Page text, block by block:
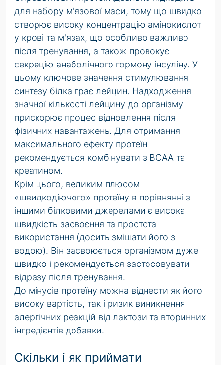
для набору м'язової маси, тому що швидко
створює високу концентрацію амінокислот
у крові та м'язах, що особливо важливо
після тренування, а також провокує
секрецію анаболічного гормону інсуліну. У
цьому ключове значення стимулювання
синтезу білка грає лейцин. Надходження
значної кількості лейцину до організму
прискорює процес відновлення після
фізичних навантажень. Для отримання
максимального ефекту протеїн
рекомендується комбінувати з BCAA та
креатином.
Крім цього, великим плюсом
«швидкодіючого» протеїну в порівнянні з
іншими білковими джерелами є висока
швидкість засвоєння та простота
використання (досить змішати його з
водою). Він засвоюється організмом дуже
швидко і рекомендується застосовувати
відразу після тренування.
До мінусів протеїну можна віднести як його
високу вартість, так і ризик виникнення
алергічних реакцій від лактози та вторинних
інгредієнтів добавки.
Скільки і як приймати